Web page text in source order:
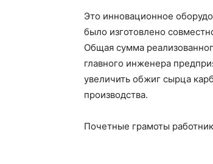
Это инновационное
было изготовлено
Общая сумма
главного инженера
увеличить обжиг сырца
производства.
Почетные грамоты